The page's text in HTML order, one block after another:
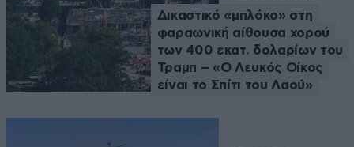
Δικαστικό «μπλόκο» στη
φαραωνική αίθουσα χορού
των 400 εκατ. δολαρίων του
Τραμπ – «Ο Λευκός Οίκος
είναι το Σπίτι του Λαού»